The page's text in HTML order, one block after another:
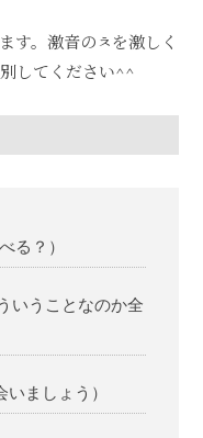
す。激音のㅊを激しく
してください^^
る？）
いうことなのか全
ましょう）